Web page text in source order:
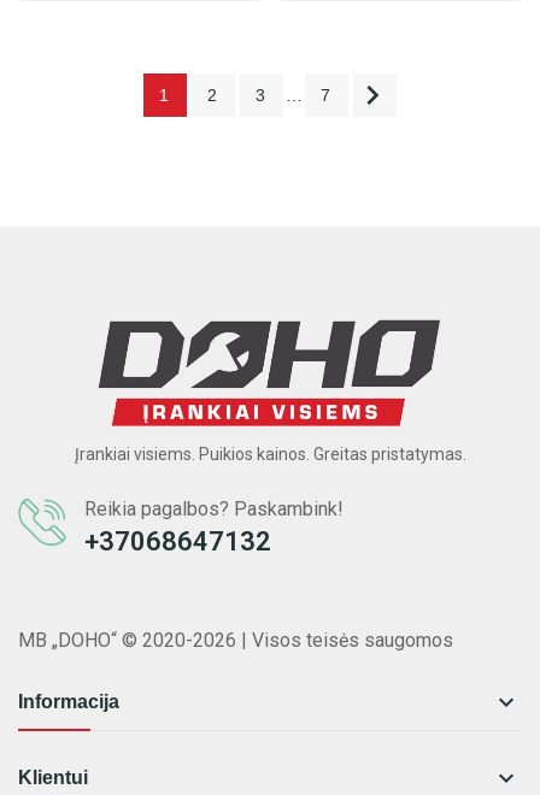
1 2 3 7 
Įrankiai visiems. Puikios kainos. Greitas pristatymas.
Reikia pagalbos? Paskambink!
+37068647132
MB „DOHO“ © 2020-2026 | Visos teisės saugomos
Informacija 
Klientui 